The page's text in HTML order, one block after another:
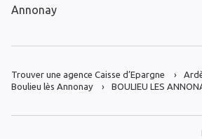
Annonay
Trouver une agence Caisse d’Epargne
Boulieu lès Annonay
BOULIEU LES